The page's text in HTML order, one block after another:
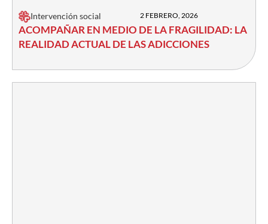
Intervención social 2 FEBRERO, 2026
ACOMPAÑAR EN MEDIO DE LA FRAGILIDAD: LA
REALIDAD ACTUAL DE LAS ADICCIONES